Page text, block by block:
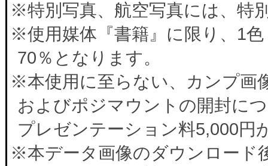
※特別写真、航空写真には、特
※使用媒体『書籍』に限り、1
70％となります。
※本使用に至らない、カンプ画
およびポジマウントの開封に
プレゼンテーション料5,000円
※本データ画像のダウンロード